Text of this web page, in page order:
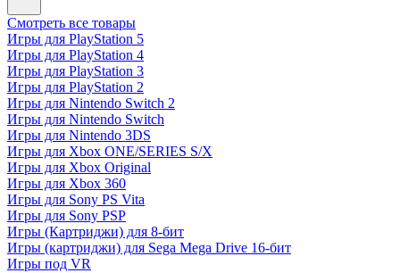
Смотреть все товары
Игры для PlayStation 5
Игры для PlayStation 4
Игры для PlayStation 3
Игры для PlayStation 2
Игры для Nintendo Switch 2
Игры для Nintendo Switch
Игры для Nintendo 3DS
Игры для Xbox ONE/SERIES S/X
Игры для Xbox Original
Игры для Xbox 360
Игры для Sony PS Vita
Игры для Sony PSP
Игры (Картриджи) для 8-бит
Игры (картриджи) для Sega Mega Drive 16-бит
Игры под VR